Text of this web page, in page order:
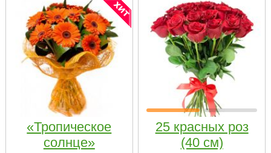
«Тропическое
солнце»
25 красных роз
(40 см)